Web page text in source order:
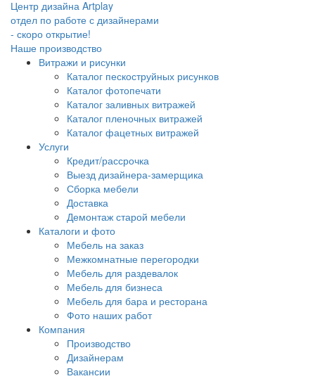
Центр дизайна Artplay
отдел по работе с дизайнерами
- скоро открытие!
Наше производство
Витражи и рисунки
Каталог пескоструйных рисунков
Каталог фотопечати
Каталог заливных витражей
Каталог пленочных витражей
Каталог фацетных витражей
Услуги
Кредит/рассрочка
Выезд дизайнера-замерщика
Сборка мебели
Доставка
Демонтаж старой мебели
Каталоги и фото
Мебель на заказ
Межкомнатные перегородки
Мебель для раздевалок
Мебель для бизнеса
Мебель для бара и ресторана
Фото наших работ
Компания
Производство
Дизайнерам
Вакансии